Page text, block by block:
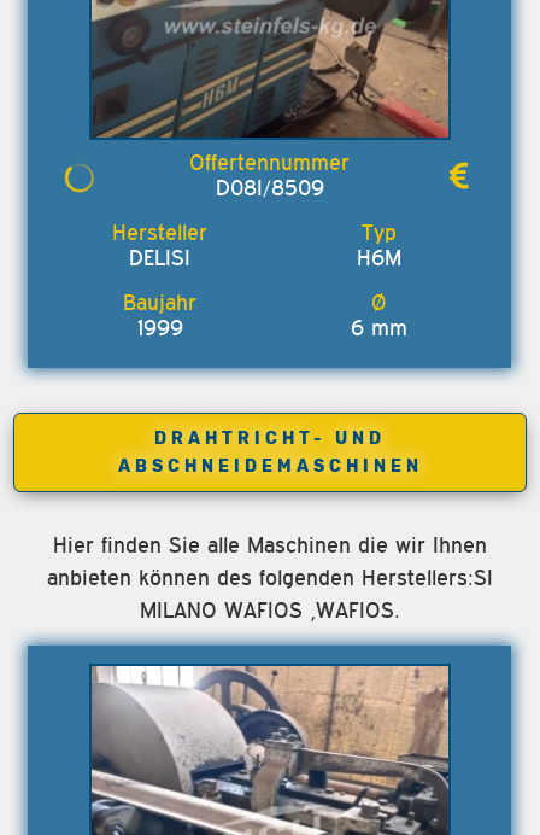
D08I/8509
DELISI H6M
1999 6 mm
DRAHTRICHT- UND
ABSCHNEIDEMASCHINEN
Hier finden Sie alle Maschinen die wir Ihnen
anbieten können des folgenden Herstellers:SI
MILANO WAFIOS ,WAFIOS.